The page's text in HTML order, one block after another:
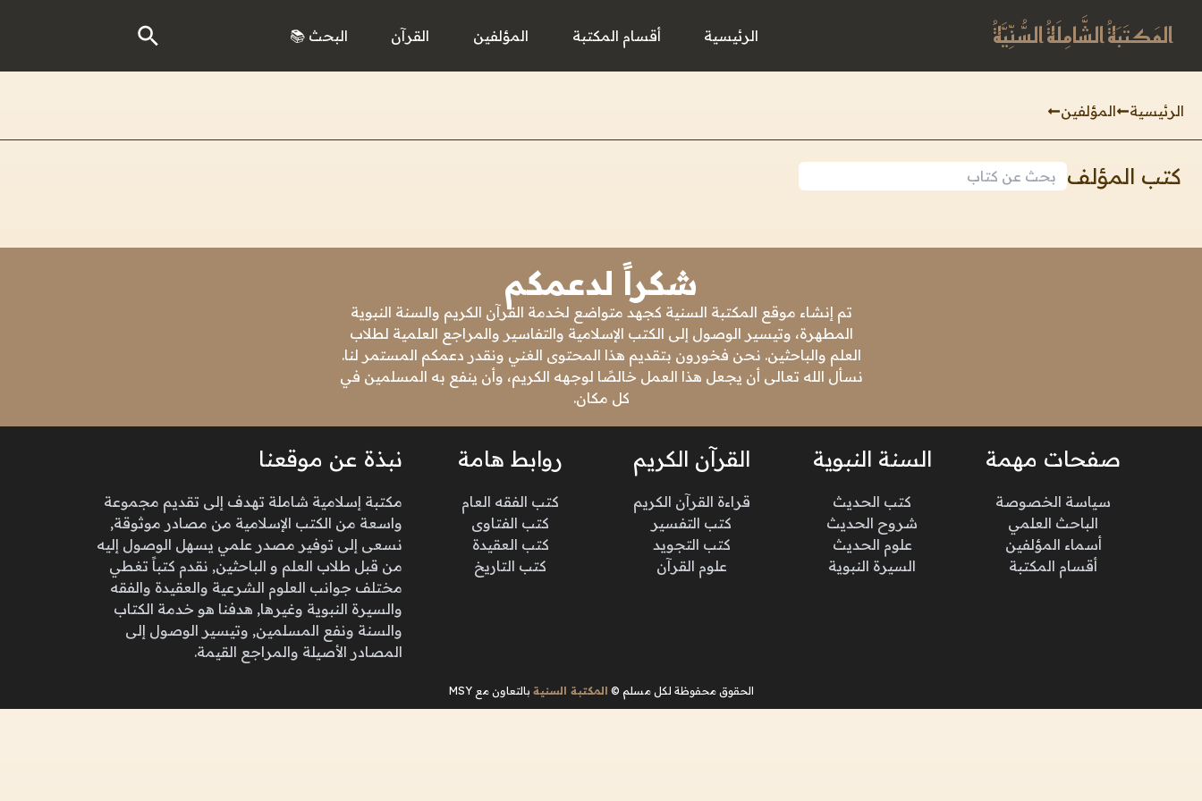
المَكتَبَةُ الشَّامِلَةُ السُّنِّيَّةُ الرئيسية أقسام المكتبة المؤلفين القرآن البحث 📚
الرئيسية المؤلفين
كتب المؤلف
شكراً لدعمكم
تم إنشاء موقع المكتبة السنية كجهد متواضع لخدمة القرآن الكريم والسنة النبوية
المطهرة، وتيسير الوصول إلى الكتب الإسلامية والتفاسير والمراجع العلمية لطلاب
العلم والباحثين. نحن فخورون بتقديم هذا المحتوى الغني ونقدر دعمكم المستمر لنا.
نسأل الله تعالى أن يجعل هذا العمل خالصًا لوجهه الكريم، وأن ينفع به المسلمين في
كل مكان.
صفحات مهمة
سياسة الخصوصة
الباحث العلمي
أسماء المؤلفين
أقسام المكتبة
السنة النبوية
كتب الحديث
شروح الحديث
علوم الحديث
السيرة النبوية
القرآن الكريم
قراءة القرآن الكريم
كتب التفسير
كتب التجويد
علوم القرآن
روابط هامة
كتب الفقه العام
كتب الفتاوى
كتب العقيدة
كتب التاريخ
نبذة عن موقعنا
مكتبة إسلامية شاملة تهدف إلى تقديم مجموعة
واسعة من الكتب الإسلامية من مصادر موثوقة,
نسعى إلى توفير مصدر علمي يسهل الوصول إليه
من قبل طلاب العلم و الباحثين, نقدم كتباً تغطي
مختلف جوانب العلوم الشرعية والعقيدة والفقه
والسيرة النبوية وغيرها, هدفنا هو خدمة الكتاب
والسنة ونفع المسلمين, وتيسير الوصول إلى
المصادر الأصيلة والمراجع القيمة.
الحقوق محفوظة لكل مسلم © المكتبة السنية بالتعاون مع MSY